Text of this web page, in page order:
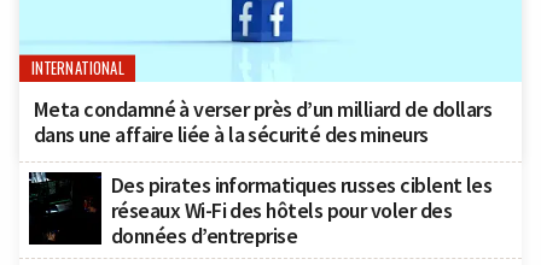
INTERNATIONAL
Meta condamné à verser près d’un milliard de dollars
dans une affaire liée à la sécurité des mineurs
Des pirates informatiques russes ciblent les
réseaux Wi-Fi des hôtels pour voler des
données d’entreprise